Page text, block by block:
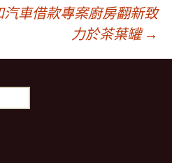
車借款專案廚房翻新致
力於茶葉罐 →